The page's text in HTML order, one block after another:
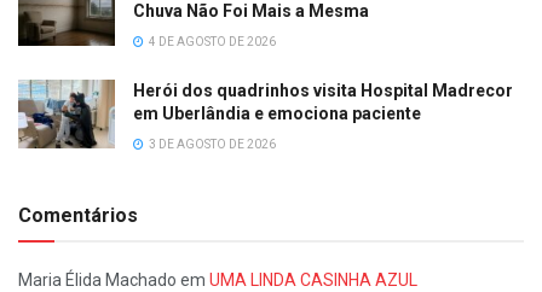
Chuva Não Foi Mais a Mesma
4 DE AGOSTO DE 2026
Herói dos quadrinhos visita Hospital Madrecor
em Uberlândia e emociona paciente
3 DE AGOSTO DE 2026
Comentários
Maria Élida Machado em UMA LINDA CASINHA AZUL